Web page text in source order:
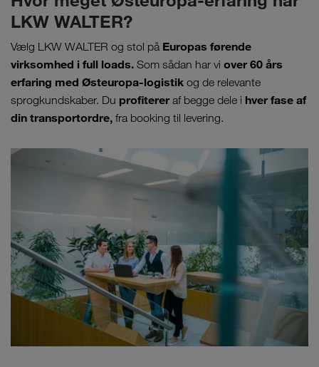
LKW WALTER?
Vælg LKW WALTER og stol på Europas førende
virksomhed i full loads. Som sådan har vi over 60 års
erfaring med Østeuropa-logistik og de relevante
sprogkundskaber. Du profitereraf begge dele i hver fase af
din transportordre, fra booking til levering.